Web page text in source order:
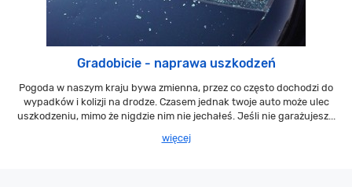
Gradobicie - naprawa uszkodzeń
Pogoda w naszym kraju bywa zmienna, przez co często dochodzi do
wypadków i kolizji na drodze. Czasem jednak twoje auto może ulec
uszkodzeniu, mimo że nigdzie nim nie jechałeś. Jeśli nie garażujesz...
więcej